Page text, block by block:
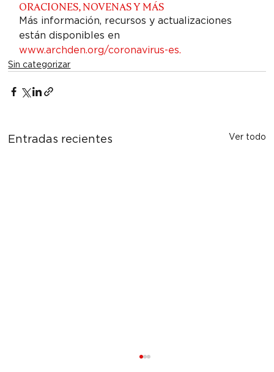
ORACIONES, NOVENAS Y MÁS
Más información, recursos y actualizaciones
están disponibles en
www.archden.org/coronavirus-es.
Sin categorizar
Entradas recientes Ver todo